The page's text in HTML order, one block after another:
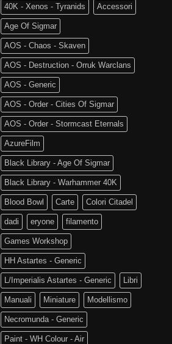
40K - Xenos - Tyranids Accessori
Age Of Sigmar
AOS - Chaos - Skaven
AOS - Destruction - Orruk Warclans
AOS - Generic
AOS - Order - Cities Of Sigmar
AOS - Order - Stormcast Eternals
AzureFilm
Black Library - Age Of Sigmar
Black Library - Warhammer 40K
Blood Bowl Carte Colori Citadel
dadi eryone filamento
Games Workshop
HH Astartes - Generic
L/Imperialis Astartes - Generic Libri
Manuali Miniature Modellismo
Necromunda - Generic
Paint - WH Colour - Air